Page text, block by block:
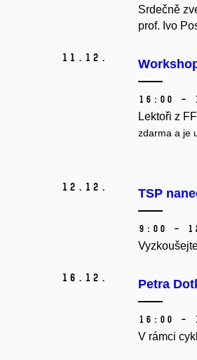
Srdečně
prof. Ivo
11. 12.
16:00 –
Lektoři z
zdarma a je
12. 12. TSP
9:00 –
16. 12. Petra
16:00 –
V rámci